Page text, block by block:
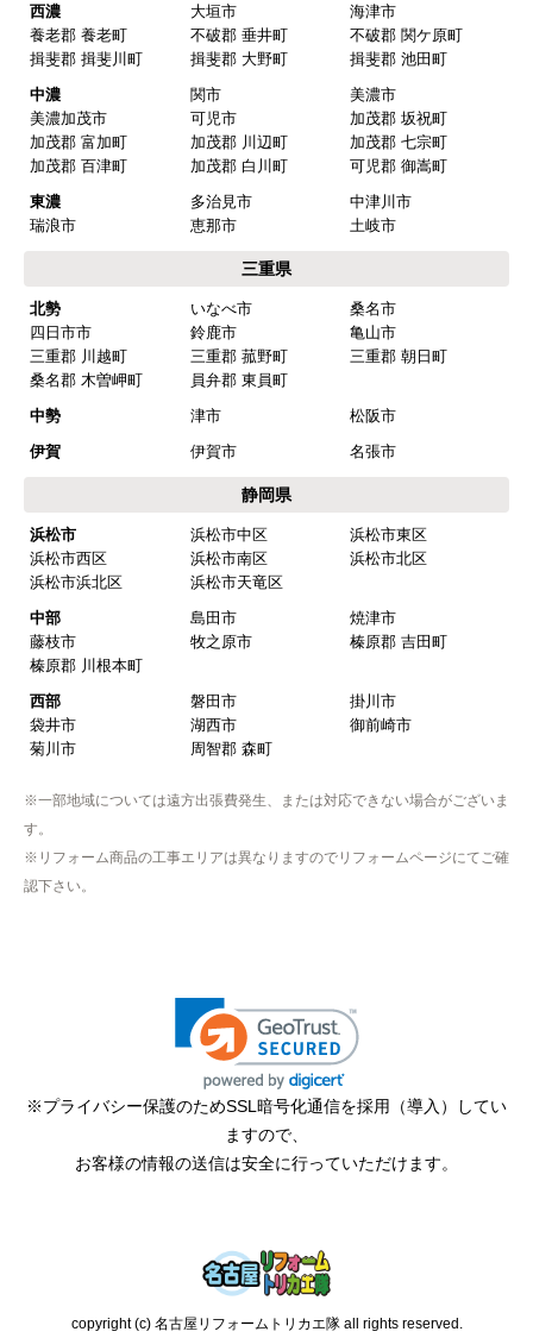
【その他感想・コメント】
マークレさん
2025年10月10日 21:04
欲しい商品をスムーズに注文できましたか？
ショップからの連絡や対応は適切でしたか？
予定の期日までに商品が届きましたか？
はい
商品の梱包は必要十分なものでしたか？
【注文商品】浄水器・整水器 【注文時
期】2025年07月頃（モバイルから）
【このショップを選んだ理由は？】
近隣で安く、評判が良かったため
【注文からどのくらいで届きましたか？】
取付工事の数日前に調整して届けてくれた
作業をされた方はスムーズで親切でした
欲しい商品をスムーズに注文できましたか？
ショップからの連絡や対応は適切でしたか？
はい
予定の期日までに商品が届きましたか？
またこのショップを利用したいですか？
はい
西濃
大垣市
海津市
養老郡 養老町
不破郡 垂井町
不破郡 関ケ原町
揖斐郡 揖斐川町
揖斐郡 大野町
揖斐郡 池田町
中濃
関市
美濃市
美濃加茂市
可児市
加茂郡 坂祝町
加茂郡 富加町
加茂郡 川辺町
加茂郡 七宗町
加茂郡 百津町
加茂郡 白川町
可児郡 御嵩町
東濃
多治見市
中津川市
瑞浪市
恵那市 土岐市
三重県
北勢 いなべ市
桑名市
四日市市
鈴鹿市
亀山市
三重郡 川越町
三重郡 菰野町
三重郡 朝日町
桑名郡 木曽岬町
員弁郡 東員町
中勢
津市
松阪市
伊賀
伊賀市 名張市
静岡県
浜松市 浜松市中区
浜松市東区
浜松市西区
浜松市南区
浜松市北区
浜松市浜北区
浜松市天竜区
中部
島田市
焼津市
藤枝市
牧之原市
榛原郡 吉田町
榛原郡 川根本町
西部
磐田市
掛川市
袋井市
湖西市
御前崎市
菊川市
周智郡 森町
※一部地域については遠方出張費発生、または対応できない場合がございま
す。
※リフォーム商品の工事エリアは異なりますのでリフォームページにてご確
認下さい。
※プライバシー保護のためSSL暗号化通信を採用（導入）してい
ますので、
お客様の情報の送信は安全に行っていただけます。
copyright (c) 名古屋リフォームトリカエ隊 all rights reserved.